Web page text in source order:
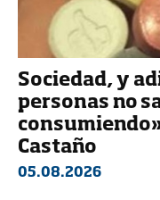
Sociedad, y
personas no
Castaño
05.08.2026